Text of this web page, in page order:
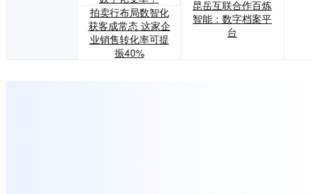
拍卖行布局数智化
获客成常态 这家企
业销售转化率可提
振40%
昆岳互联合作百炼
智能：数字档案平
台